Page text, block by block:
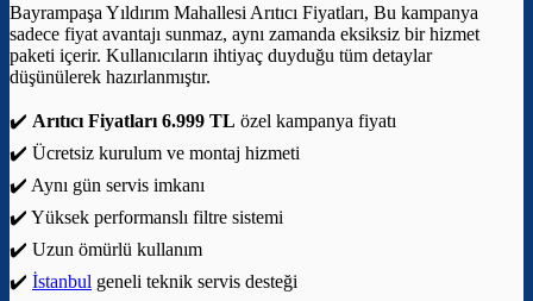
Bayrampaşa Yıldırım Mahallesi Arıtıcı Fiyatları, Bu kampanya
sadece fiyat avantajı sunmaz, aynı zamanda eksiksiz bir hizmet
paketi içerir. Kullanıcıların ihtiyaç duyduğu tüm detaylar
düşünülerek hazırlanmıştır.
✔️ Arıtıcı Fiyatları 6.999 TL özel kampanya fiyatı
✔️ Ücretsiz kurulum ve montaj hizmeti
✔️ Aynı gün servis imkanı
✔️ Yüksek performanslı filtre sistemi
✔️ Uzun ömürlü kullanım
✔️ İstanbul geneli teknik servis desteği